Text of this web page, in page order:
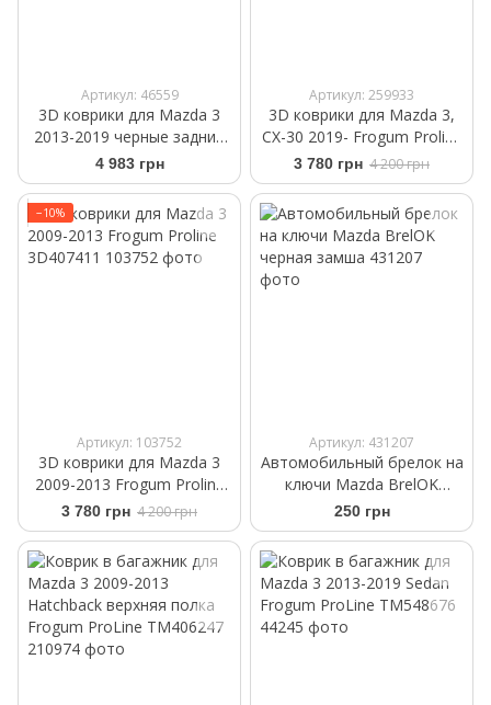
Артикул: 46559
3D коврики для Mazda 3
2013-2019 черные задние
WeatherTech 444864
4 983 грн
Артикул: 259933
3D коврики для Mazda 3,
CX-30 2019- Frogum Proline
3D425088
3 780 грн 4 200 грн
−10%
Артикул: 103752
3D коврики для Mazda 3
2009-2013 Frogum Proline
3D407411
3 780 грн 4 200 грн
Артикул: 431207
Автомобильный брелок на
ключи Mazda BrelOK
черная замша
250 грн